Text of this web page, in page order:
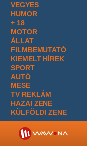
VEGYES
HUMOR
+ 18
MOTOR
ÁLLAT
FILMBEMUTATÓ
KIEMELT HÍREK
SPORT
AUTÓ
MESE
TV REKLÁM
HAZAI ZENE
KÜLFÖLDI ZENE